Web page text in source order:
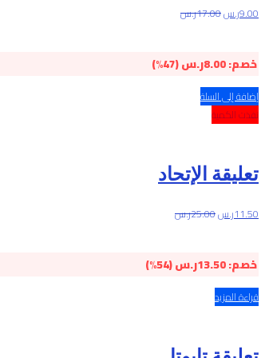
9.00ر.س17.00ر.س
خصم:8.00ر.س(47%)
إضافة إلى السلة
نفذت الكمية
تعليقة الإتحاد
11.50ر.س25.00ر.س
خصم:13.50ر.س(54%)
قراءة المزيد